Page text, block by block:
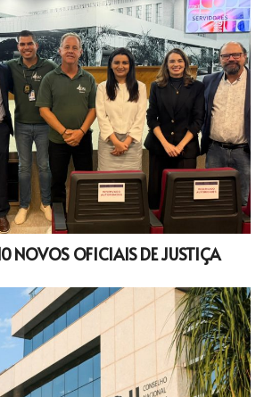
NOVOS OFICIAIS DE JUSTIÇA